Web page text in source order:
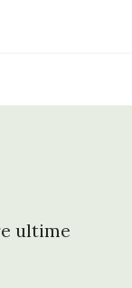
ultime